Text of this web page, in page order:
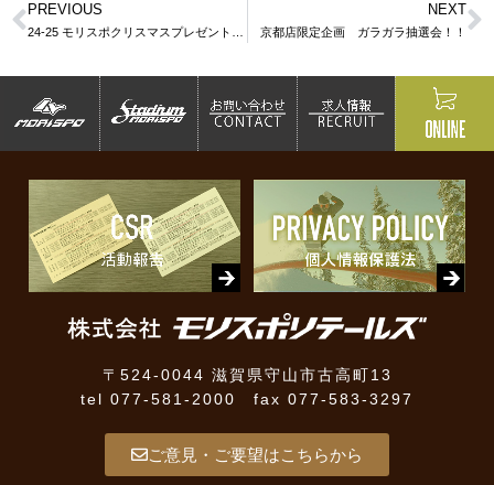
PREVIOUS
24-25 モリスポクリスマスプレゼントキャンペーン 当選発表
NEXT
京都店限定企画 ガラガラ抽選会！！
〒524-0044 滋賀県守山市古高町13
tel 077-581-2000 fax 077-583-3297
ご意見・ご要望はこちらから